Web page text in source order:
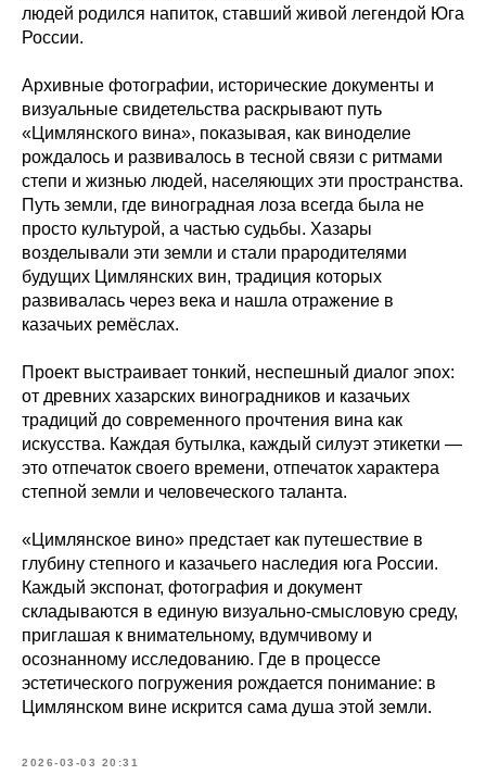
людей родился напиток, ставший живой легендой Юга
России.
Архивные фотографии, исторические документы и
визуальные свидетельства раскрывают путь
«Цимлянского вина», показывая, как виноделие
рождалось и развивалось в тесной связи с ритмами
степи и жизнью людей, населяющих эти пространства.
Путь земли, где виноградная лоза всегда была не
просто культурой, а частью судьбы. Хазары
возделывали эти земли и стали прародителями
будущих Цимлянских вин, традиция которых
развивалась через века и нашла отражение в
казачьих ремёслах.
Проект выстраивает тонкий, неспешный диалог эпох:
от древних хазарских виноградников и казачьих
традиций до современного прочтения вина как
искусства. Каждая бутылка, каждый силуэт этикетки —
это отпечаток своего времени, отпечаток характера
степной земли и человеческого таланта.
«Цимлянское вино» предстает как путешествие в
глубину степного и казачьего наследия юга России.
Каждый экспонат, фотография и документ
складываются в единую визуально-смысловую среду,
приглашая к внимательному, вдумчивому и
осознанному исследованию. Где в процессе
эстетического погружения рождается понимание: в
Цимлянском вине искрится сама душа этой земли.
2026-03-03 20:31